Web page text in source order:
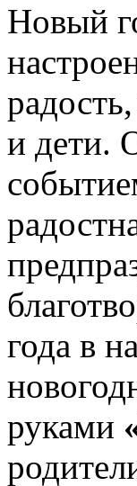
Новый
и дети.
года в
руками